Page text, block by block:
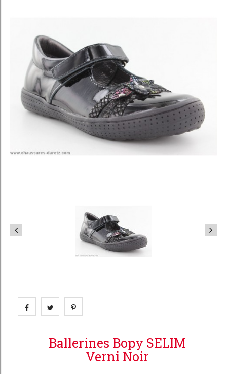
Ballerines Bopy SELIM
Verni Noir